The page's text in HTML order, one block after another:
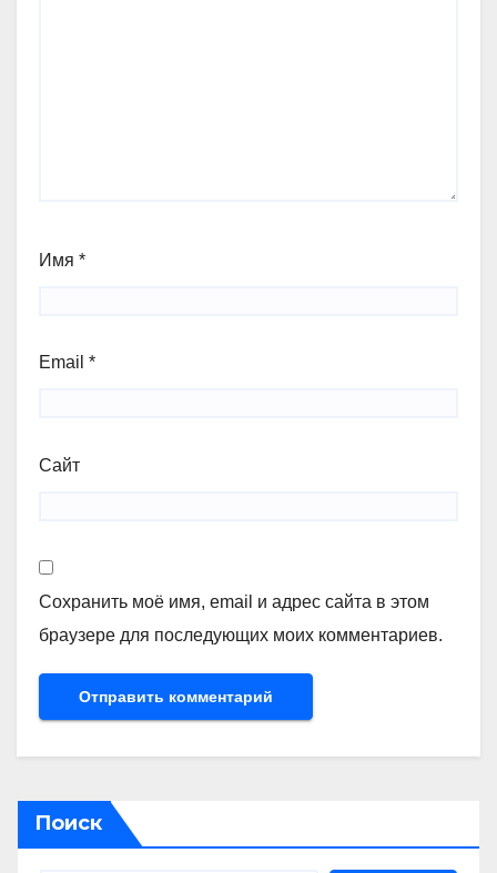
Имя *
Email *
Сайт
Сохранить моё имя, email и адрес сайта в этом
браузере для последующих моих комментариев.
Поиск